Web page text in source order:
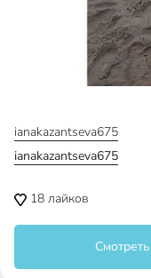
ianakazantseva675
ianakazantseva675
18 лайков